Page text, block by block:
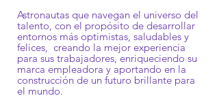
Astronautas que navegan el universo del
talento, con el propósito de desarrollar
entornos más optimistas, saludables y
felices, creando la mejor experiencia
para sus trabajadores, enriqueciendo su
marca empleadora y aportando en la
construcción de un futuro brillante para
el mundo.